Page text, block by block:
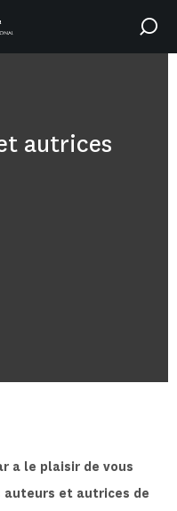
autrices
a le plaisir de vous
et autrices de